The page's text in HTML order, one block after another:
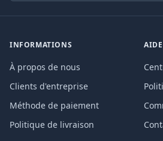
INFORMATIONS
À propos de nous
Clients d'entreprise
Méthode de paiement
Politique de livraison
AIDE